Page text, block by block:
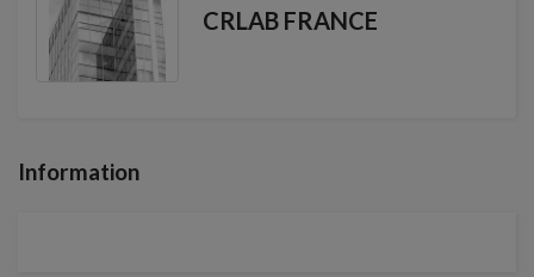
CRLAB FRANCE
Information